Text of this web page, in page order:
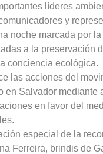
líderes
y
noche marcada por
a la preservación
conciencia ecológica.
las acciones del
en Salvador mediante
en favor del
especial de la
Ferreira, brindis de